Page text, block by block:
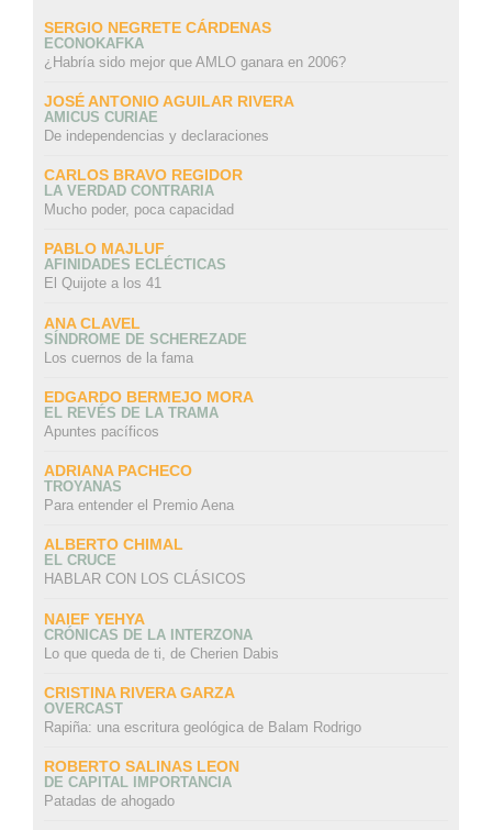
SERGIO NEGRETE CÁRDENAS
ECONOKAFKA
¿Habría sido mejor que AMLO ganara en 2006?
JOSÉ ANTONIO AGUILAR RIVERA
AMICUS CURIAE
De independencias y declaraciones
CARLOS BRAVO REGIDOR
LA VERDAD CONTRARIA
Mucho poder, poca capacidad
PABLO MAJLUF
AFINIDADES ECLÉCTICAS
El Quijote a los 41
ANA CLAVEL
SÍNDROME DE SCHEREZADE
Los cuernos de la fama
EDGARDO BERMEJO MORA
EL REVÉS DE LA TRAMA
Apuntes pacíficos
ADRIANA PACHECO
TROYANAS
Para entender el Premio Aena
ALBERTO CHIMAL
EL CRUCE
HABLAR CON LOS CLÁSICOS
NAIEF YEHYA
CRÓNICAS DE LA INTERZONA
Lo que queda de ti, de Cherien Dabis
CRISTINA RIVERA GARZA
OVERCAST
Rapiña: una escritura geológica de Balam Rodrigo
ROBERTO SALINAS LEON
DE CAPITAL IMPORTANCIA
Patadas de ahogado